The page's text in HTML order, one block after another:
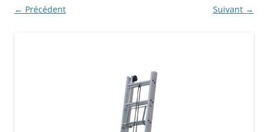
← Précédent Suivant →